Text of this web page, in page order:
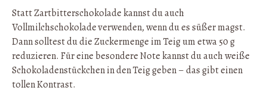
Statt Zartbitterschokolade kannst du auch
Vollmilchschokolade verwenden, wenn du es süßer magst.
Dann solltest du die Zuckermenge im Teig um etwa 50 g
reduzieren. Für eine besondere Note kannst du auch weiße
Schokoladenstückchen in den Teig geben – das gibt einen
tollen Kontrast.